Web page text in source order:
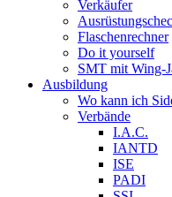
Verkäufer
Flaschenrechner
Do it yourself
SMT mit Wing-
Ausbildung
Wo kann ich
Verbände
I.A.C.
IANTD
ISE
PADI